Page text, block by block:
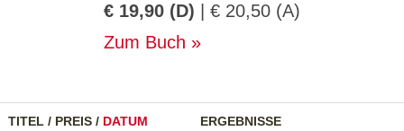
€ 19,90 (D) | € 20,50 (A)
Zum Buch
TITEL / PREIS / DATUM ERGEBNISSE